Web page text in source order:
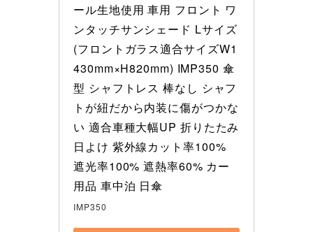
ール生地使用 車用 フロント ワ
ンタッチサンシェード Lサイズ
(フロントガラス適合サイズW1
430mm×H820mm) IMP350 傘
型 シャフトレス 棒なし シャフ
トが紐だから内装に傷がつかな
い 適合車種大幅UP 折りたたみ
日よけ 紫外線カット率100%
遮光率100% 遮熱率60% カー
用品 車中泊 日傘
IMP350